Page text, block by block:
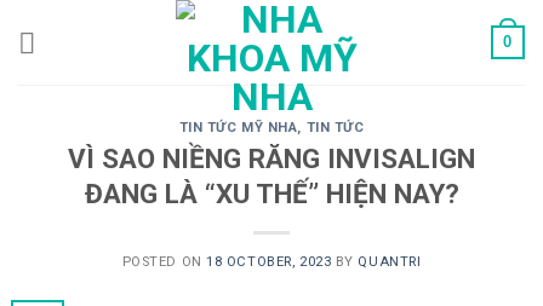
0
TIN TỨC MỸ NHA, TIN TỨC
VÌ SAO NIỀNG RĂNG INVISALIGN
ĐANG LÀ “XU THẾ” HIỆN NAY?
POSTED ON18 OCTOBER, 2023 BY QUANTRI